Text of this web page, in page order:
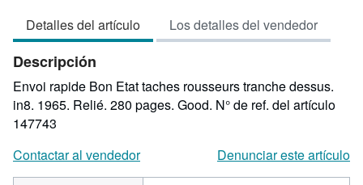
5
de
estrellas
Detalles del artículo Los detalles del vendedor
Descripción
Envoi rapide Bon Etat taches rousseurs tranche dessus.
in8. 1965. Relié. 280 pages. Good. N° de ref. del artículo
147743
Contactar al vendedor
Denunciar este artículo